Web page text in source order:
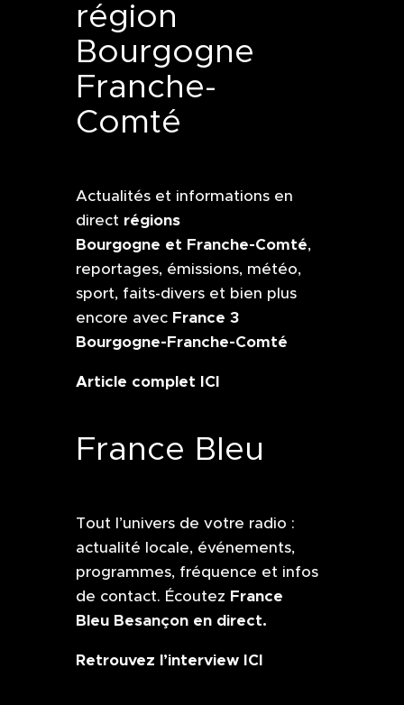
région
Bourgogne
Franche-
Comté
Actualités et informations en
direct régions
Bourgogne et Franche-Comté,
reportages, émissions, météo,
sport, faits-divers et bien plus
encore avec France 3
Bourgogne-Franche-Comté
Article complet ICI
France Bleu
Tout l’univers de votre radio :
actualité locale, événements,
programmes, fréquence et infos
de contact. Écoutez France
Bleu Besançon en direct.
Retrouvez l’interview ICI